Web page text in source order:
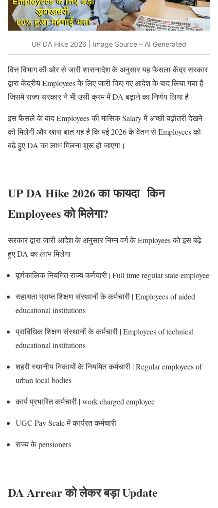
UP DA Hike 2026 | Image Source – AI Generated
वित्त विभाग की ओर से जारी शासनादेश के अनुसार यह फैसला केंद्र सरकार
द्वारा केंद्रीय Employees के लिए जारी किए गए आदेश के बाद लिया गया है
जिसमे राज्य सरकार ने भी उसी क्रम में DA बढ़ाने का निर्णय लिया है।
इस फैसले के बाद Employees की मासिक Salary में अच्छी बढ़ोतरी देखने
को मिलेगी और खास बात यह है कि मई 2026 के वेतन से Employees को
बढ़े हुए DA का लाभ मिलना शुरू हो जाएगा।
UP DA Hike 2026 का फायदा किन
Employees को मिलेगा?
सरकार द्वारा जारी आदेश के अनुसार निम्न वर्ग के Employees को इस बढ़े
हुए DA का लाभ मिलेगा –
पूर्णकालिक नियमित राज्य कर्मचारी | Full time regular state employee
सहायता प्राप्त शिक्षण संस्थानों के कर्मचारी | Employees of aided
educational institutions
प्राविधिक शिक्षण संस्थानों के कर्मचारी | Employees of technical
educational institutions
शहरी स्थानीय निकायों के नियमित कर्मचारी | Regular employees of
urban local bodies
कार्य प्रभारित कर्मचारी | work charged employee
UGC Pay Scale में कार्यरत कर्मचारी
राज्य के pensioners
DA Arrear को लेकर बड़ा Update